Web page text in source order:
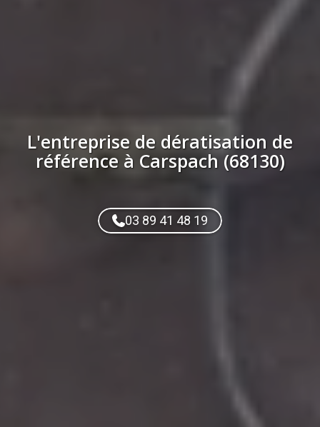
L'entreprise de dératisation de
référence à Carspach (68130)
03 89 41 48 19